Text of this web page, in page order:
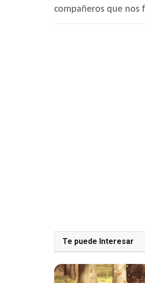
compañeros que nos
Te puede Interesar